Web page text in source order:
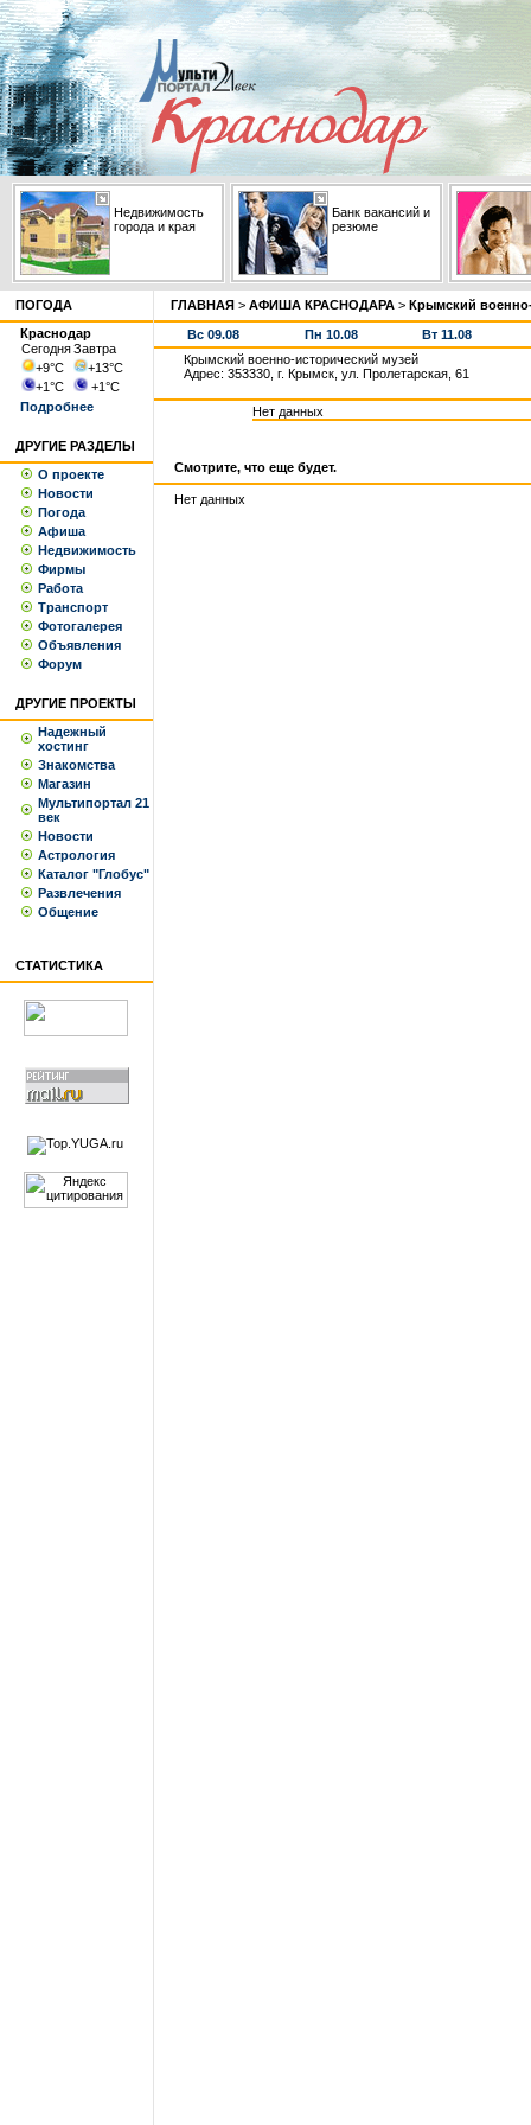
Недвижимость
города и края
Банк вакансий и
резюме
ПОГОДА
Краснодар
СегодняЗавтра
+9°С +13°С
+1°С +1°С
Подробнее
ДРУГИЕ РАЗДЕЛЫ
О проекте
Новости
Погода
Афиша
Недвижимость
Фирмы
Работа
Транспорт
Фотогалерея
Объявления
Форум
ДРУГИЕ ПРОЕКТЫ
Надежный
хостинг
Знакомства
Магазин
Мультипортал 21
век
Новости
Астрология
Каталог "Глобус"
Развлечения
Общение
СТАТИСТИКА
ГЛАВНАЯ > АФИША КРАСНОДАРА > Крымский
Вс 09.08 Пн 10.08
Вт 11.08
Крымский военно-исторический музей
Адрес: 353330, г. Крымск, ул. Пролетарская, 61
Нет данных
Смотрите, что еще будет.
Нет данных